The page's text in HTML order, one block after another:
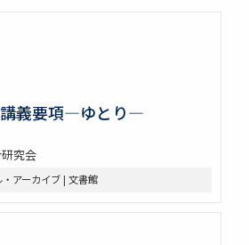
講義要項―ゆとり―
究会
アーカイブ | 文書館